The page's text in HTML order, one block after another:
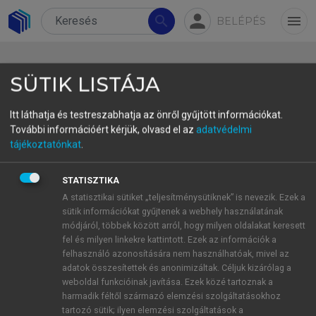
search person BELÉPÉS menu
3. A kivétel gyengíti a szabályt?
A határozott leírást tartalmazó ómagyar főnévi
kifejezésekkel foglalkozó egyik korai
tanulmányomban bemutattam egy problémás
példacsoportot. Olyan esetekről van szó,
amelyekben a névelő hiányára nem találtam
kielégítő magyarázatot a kutatás során felállított
modell feltételei mentén (Egedi 2011, 122).
SÜTIK LISTÁJA
Itt láthatja és testreszabhatja az önről gyűjtött információkat.
További információért kérjük, olvasd el az adatvédelmi
tájékoztatónkat.
STATISZTIKA
A statisztikai sütiket „teljesítménysütiknek” is nevezik. Ezek a
sütik információkat gyűjtenek a webhely használatának
módjáról, többek között arról, hogy milyen oldalakat keresett
fel és milyen linkekre kattintott. Ezek az információk a
felhasználó azonosítására nem használhatóak, mivel az
adatok összesítettek és anonimizáltak. Céljuk kizárólag a
weboldal funkcióinak javítása. Ezek közé tartoznak a
harmadik féltől származó elemzési szolgáltatásokhoz
tartozó sütik; ilyen elemzési szolgáltatások a